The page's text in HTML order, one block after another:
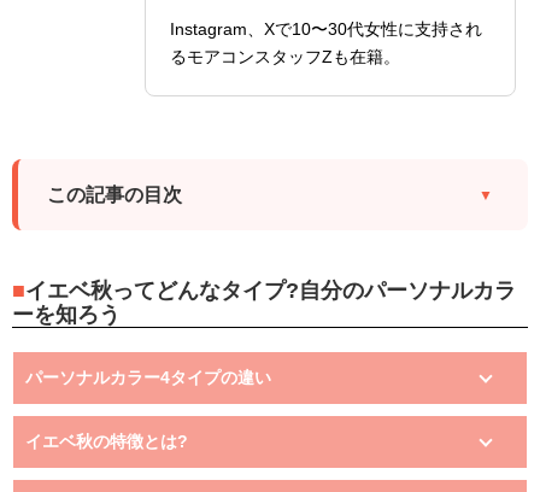
Instagram、Xで10〜30代女性に支持され
るモアコンスタッフZも在籍。
この記事の目次
イエベ秋ってどんなタイプ?自分のパーソナルカラ
ーを知ろう
パーソナルカラー4タイプの違い
イエベ秋の特徴とは?